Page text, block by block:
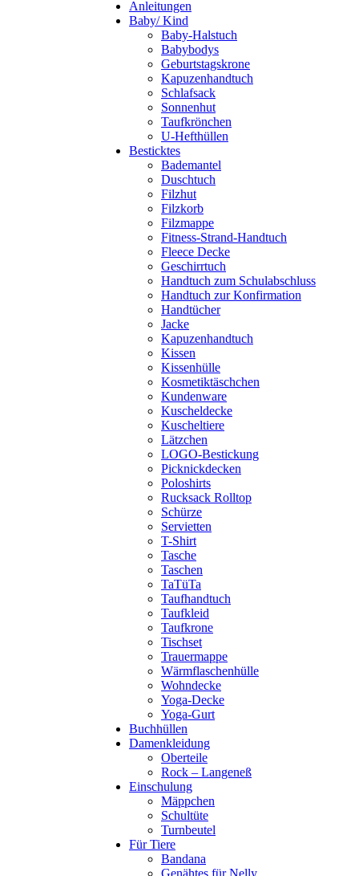
Anleitungen
Baby/ Kind
Baby-Halstuch
Babybodys
Geburtstagskrone
Kapuzenhandtuch
Schlafsack
Sonnenhut
Taufkrönchen
U-Hefthüllen
Besticktes
Bademantel
Duschtuch
Filzhut
Filzkorb
Filzmappe
Fitness-Strand-Handtuch
Fleece Decke
Geschirrtuch
Handtuch zum Schulabschluss
Handtuch zur Konfirmation
Handtücher
Jacke
Kapuzenhandtuch
Kissen
Kissenhülle
Kosmetiktäschchen
Kundenware
Kuscheldecke
Kuscheltiere
Lätzchen
LOGO-Bestickung
Picknickdecken
Poloshirts
Rucksack Rolltop
Schürze
Servietten
T-Shirt
Tasche
Taschen
TaTüTa
Taufhandtuch
Taufkleid
Taufkrone
Tischset
Trauermappe
Wärmflaschenhülle
Wohndecke
Yoga-Decke
Yoga-Gurt
Buchhüllen
Damenkleidung
Oberteile
Rock – Langeneß
Einschulung
Mäppchen
Schultüte
Turnbeutel
Für Tiere
Bandana